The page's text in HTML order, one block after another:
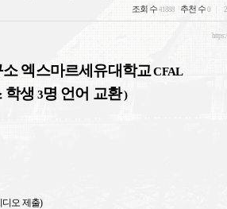
조회 수41888 추천 수0
소 엑스마르세유대학교CFAL
학생 3명 언어 교환)
디오 제출)